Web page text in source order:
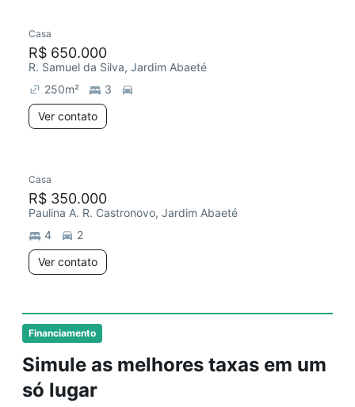
Financiamento
Simule as melhores taxas em um
só lugar
Casa
R$ 650.000
R. Samuel da Silva, Jardim Abaeté
250m²
3
Ver contato
Casa
R$ 350.000
Paulina A. R. Castronovo, Jardim Abaeté
4
2
Ver contato